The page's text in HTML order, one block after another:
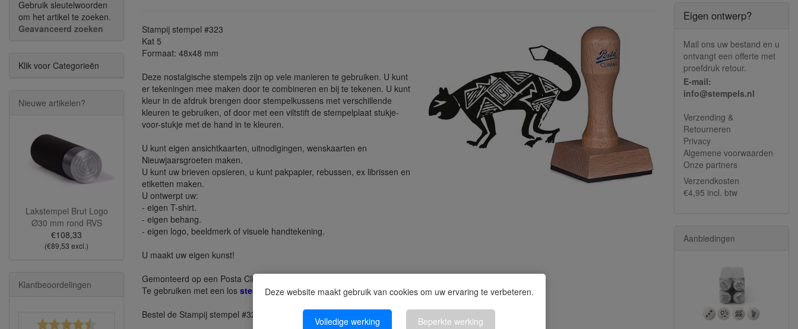
Deze website maakt gebruik van cookies om uw ervaring te verbeteren.
Volledige werking Beperkte werking
Stampij stempel #323
Kat 5
Formaat: 48x48 mm
Deze nostalgische stempels zijn op vele manieren te gebruiken. U kunt
er tekeningen mee maken door te combineren en bij te tekenen. U kunt
kleur in de afdruk brengen door stempelkussens met verschillende
kleuren te gebruiken, of door met een viltstift de stempelplaat stukje-
voor-stukje met de hand in te kleuren.
U kunt eigen ansichtkaarten, uitnodigingen, wenskaarten en
Nieuwjaarsgroeten maken.
U kunt uw brieven opsieren, u kunt pakpapier, rebussen, ex librissen en
etiketten maken.
U ontwerpt uw:
- eigen T-shirt.
- eigen behang.
- eigen logo, beeldmerk of visuele handtekening.
U maakt uw eigen kunst!
Gemonteerd op een Posta Climax Q50.
Te gebruiken met een los stempelkussen
Bestel de Stampij stempel #323 voor 12:00, dan wordt deze in 1 tot 2 werkdag(en) verzonden.
Gebruik sleutelwoorden
om het artikel te zoeken.
Geavanceerd zoeken
Klik voor Categorieën
Nieuwe artikelen?
Lakstempel Brut Logo
Ø30 mm rond RVS
€108,33
(€89,53 excl.)
Klantbeoordelingen
Eigen ontwerp?
Mail ons uw bestand en u
ontvangt een offerte met
proefdruk retour.
E-mail:
info@stempels.nl
Verzending &
Retourneren
Privacy
Algemene voorwaarden
Onze partners
Verzendkosten
€4,95 incl. btw
Aanbiedingen